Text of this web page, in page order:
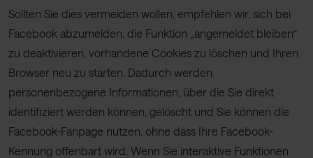
Sollten Sie dies vermeiden wollen, empfehlen wir, sich bei
Facebook abzumelden, die Funktion „angemeldet bleiben“
zu deaktivieren, vorhandene Cookies zu löschen und Ihren
Browser neu zu starten. Dadurch werden
personenbezogene Informationen, über die Sie direkt
identifiziert werden können, gelöscht und Sie können die
Facebook-Fanpage nutzen, ohne dass Ihre Facebook-
Kennung offenbart wird. Wenn Sie interaktive Funktionen